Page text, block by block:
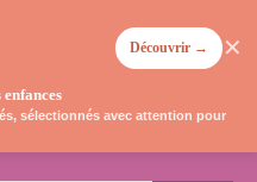
sélectionnés avec attention pour
Découvrir → ✕